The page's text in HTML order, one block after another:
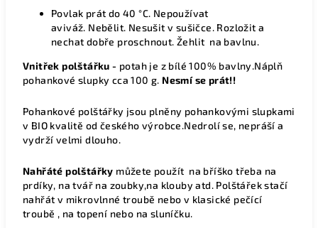
Povlak prát do 40 °C. Nepoužívat
aviváž. Nebělit. Nesušit v sušičce. Rozložit a
nechat dobře proschnout. Žehlit na bavlnu.
Vnitřek polštářku - potah je z bílé 100% bavlny.Náplň
pohankové slupky cca 100 g. Nesmí se prát!!
Pohankové polštářky jsou plněny pohankovými slupkami
v BIO kvalitě od českého výrobce.Nedrolí se, nepráší a
vydrží velmi dlouho.
Nahřáté polštářky můžete použít na bříško třeba na
prdíky, na tvář na zoubky,na klouby atd. Polštářek stačí
nahřát v mikrovlnné troubě nebo v klasické pečící
troubě , na topení nebo na sluníčku.